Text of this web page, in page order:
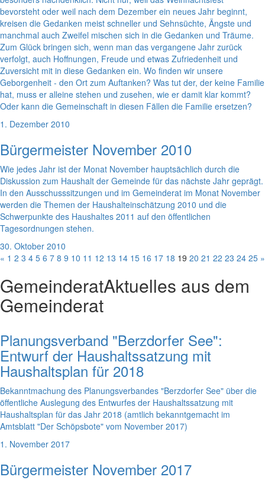
bevorsteht oder weil nach dem Dezember ein neues Jahr beginnt,
kreisen die Gedanken meist schneller und Sehnsüchte, Ängste und
manchmal auch Zweifel mischen sich in die Gedanken und Träume.
Zum Glück bringen sich, wenn man das vergangene Jahr zurück
verfolgt, auch Hoffnungen, Freude und etwas Zufriedenheit und
Zuversicht mit in diese Gedanken ein. Wo finden wir unsere
Geborgenheit - den Ort zum Auftanken? Was tut der, der keine Familie
hat, muss er alleine stehen und zusehen, wie er damit klar kommt?
Oder kann die Gemeinschaft in diesen Fällen die Familie ersetzen?
1. Dezember 2010
Bürgermeister November 2010
Wie jedes Jahr ist der Monat November hauptsächlich durch die
Diskussion zum Haushalt der Gemeinde für das nächste Jahr geprägt.
In den Ausschusssitzungen und im Gemeinderat im Monat November
werden die Themen der Haushalteinschätzung 2010 und die
Schwerpunkte des Haushaltes 2011 auf den öffentlichen
Tagesordnungen stehen.
30. Oktober 2010
« 1 2 3 4 5 6 7 8 9 10 11 12 13 14 15 16 17 18 19 20 21 22 23 24 25 »
GemeinderatAktuelles aus dem
Gemeinderat
Planungsverband "Berzdorfer See":
Entwurf der Haushaltssatzung mit
Haushaltsplan für 2018
Bekanntmachung des Planungsverbandes "Berzdorfer See" über die
öffentliche Auslegung des Entwurfes der Haushaltssatzung mit
Haushaltsplan für das Jahr 2018 (amtlich bekanntgemacht im
Amtsblatt "Der Schöpsbote" vom November 2017)
1. November 2017
Bürgermeister November 2017